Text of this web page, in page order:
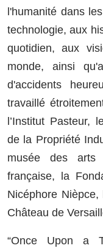
l'humanité dans
technologie, aux
quotidien, aux
monde, ainsi
d'accidents
travaillé
l’Institut Pasteur,
de la Propriété
musée des arts
française, la
Nicéphore
Château de
“Once Upon a